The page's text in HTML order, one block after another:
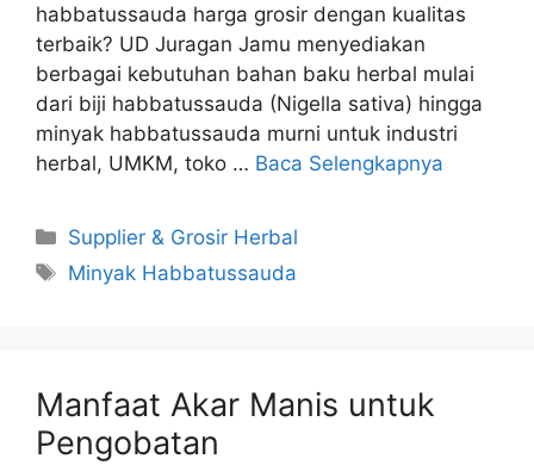
habbatussauda harga grosir dengan kualitas
terbaik? UD Juragan Jamu menyediakan
berbagai kebutuhan bahan baku herbal mulai
dari biji habbatussauda (Nigella sativa) hingga
minyak habbatussauda murni untuk industri
herbal, UMKM, toko … Baca Selengkapnya
Kategori
Supplier & Grosir Herbal
Tag
Minyak Habbatussauda
Manfaat Akar Manis untuk
Pengobatan